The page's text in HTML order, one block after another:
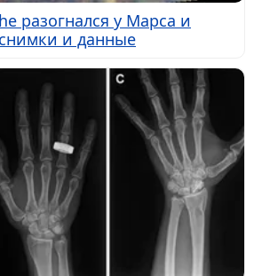
разогнался у Марса и
и данные